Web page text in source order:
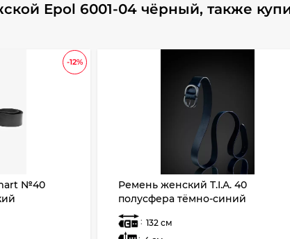
Epol 6001-04 чёрный, также
-12%
№40
Ремень женский T.I.A. 40
полусфера тёмно-синий
: 132 см